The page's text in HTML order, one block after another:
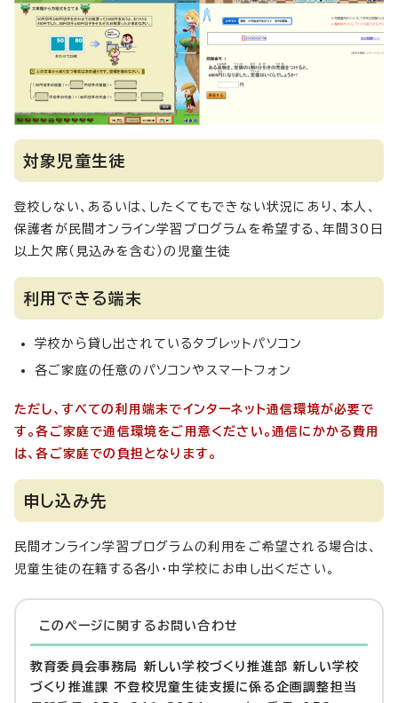
対象児童生徒
登校しない、あるいは、したくてもできない状況にあり、本人、
保護者が民間オンライン学習プログラムを希望する、年間30日
以上欠席（見込みを含む）の児童生徒
利用できる端末
学校から貸し出されているタブレットパソコン
各ご家庭の任意のパソコンやスマートフォン
ただし、すべての利用端末でインターネット通信環境が必要で
す。各ご家庭で通信環境をご用意ください。通信にかかる費用
は、各ご家庭での負担となります。
申し込み先
民間オンライン学習プログラムの利用をご希望される場合は、
児童生徒の在籍する各小・中学校にお申し出ください。
このページに関する お問い合わせ
教育委員会事務局 新しい学校づくり推進部 新しい学校
づくり推進課 不登校児童生徒支援に係る企画調整担当